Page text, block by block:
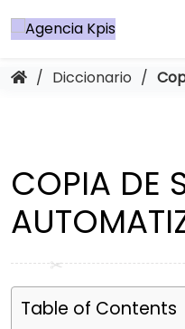
al
/ Diccionario /
COPIA DE
Table of Contents